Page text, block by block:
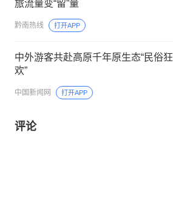
旅流量变“留”量
黔南热线 打开APP
中外游客共赴高原千年原生态“民俗狂
欢”
中国新闻网 打开APP
评论